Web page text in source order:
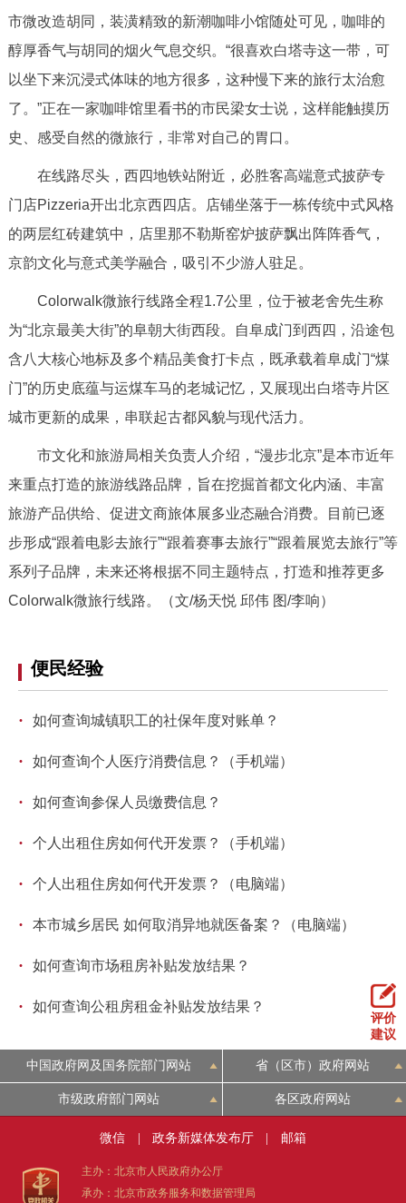
图说北京 视频北京
多语种
ENGLISH 한국어 日本語
DEUTSCH FRANÇAIS РУССКИЙ ЯЗЫК
PORTUGUÊS
市微改造胡同，装潢精致的新潮咖啡小馆随处可见，咖啡的
醇厚香气与胡同的烟火气息交织。“很喜欢白塔寺这一带，可
以坐下来沉浸式体味的地方很多，这种慢下来的旅行太治愈
了。”正在一家咖啡馆里看书的市民梁女士说，这样能触摸历
史、感受自然的微旅行，非常对自己的胃口。
在线路尽头，西四地铁站附近，必胜客高端意式披萨专
门店Pizzeria开出北京西四店。店铺坐落于一栋传统中式风格
的两层红砖建筑中，店里那不勒斯窑炉披萨飘出阵阵香气，
京韵文化与意式美学融合，吸引不少游人驻足。
Colorwalk微旅行线路全程1.7公里，位于被老舍先生称
为“北京最美大街”的阜朝大街西段。自阜成门到西四，沿途包
含八大核心地标及多个精品美食打卡点，既承载着阜成门“煤
门”的历史底蕴与运煤车马的老城记忆，又展现出白塔寺片区
城市更新的成果，串联起古都风貌与现代活力。
市文化和旅游局相关负责人介绍，“漫步北京”是本市近年
来重点打造的旅游线路品牌，旨在挖掘首都文化内涵、丰富
旅游产品供给、促进文商旅体展多业态融合消费。目前已逐
步形成“跟着电影去旅行”“跟着赛事去旅行”“跟着展览去旅行”等
系列子品牌，未来还将根据不同主题特点，打造和推荐更多
Colorwalk微旅行线路。（文/杨天悦 邱伟 图/李响）
便民经验
· 如何查询城镇职工的社保年度对账单？
· 如何查询个人医疗消费信息？（手机端）
· 如何查询参保人员缴费信息？
· 个人出租住房如何代开发票？（手机端）
· 个人出租住房如何代开发票？（电脑端）
· 本市城乡居民 如何取消异地就医备案？（电脑端）
· 如何查询市场租房补贴发放结果？
· 如何查询公租房租金补贴发放结果？
评价
建议
中国政府网及国务院部门网站 省（区市）政府网站
市级政府部门网站 各区政府网站
微信 政务新媒体发布厅 邮箱
主办：北京市人民政府办公厅
承办：北京市政务服务和数据管理局